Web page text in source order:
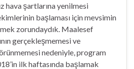
hava şartlarına yenilmesi
başlaması için mevsimin
zorundaydık. Maalesef
gerçekleşmemesi ve
nedeniyle, program
ilk haftasında başlamak